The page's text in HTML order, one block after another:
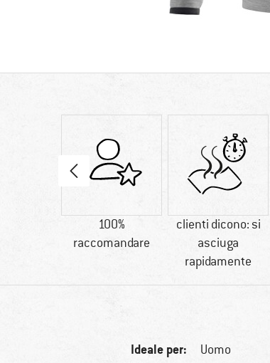
100%
raccomandare
clienti dicono: si
asciuga
rapidamente
Ideale per: Uomo